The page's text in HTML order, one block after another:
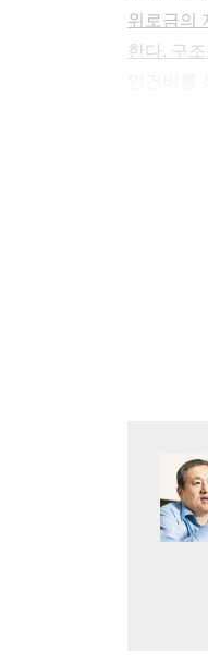
위로금의
한다. 구